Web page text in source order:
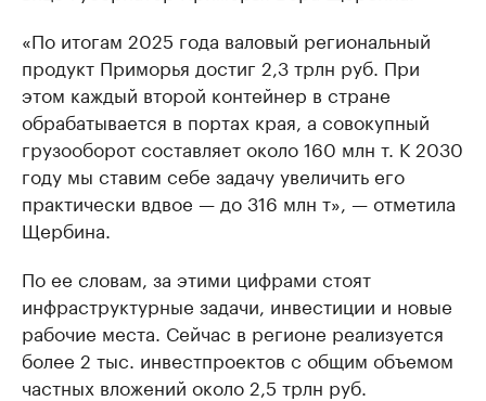
«По итогам 2025 года валовый региональный
продукт Приморья достиг 2,3 трлн руб. При
этом каждый второй контейнер в стране
обрабатывается в портах края, а совокупный
грузооборот составляет около 160 млн т. К 2030
году мы ставим себе задачу увеличить его
практически вдвое — до 316 млн т», — отметила
Щербина.
По ее словам, за этими цифрами стоят
инфраструктурные задачи, инвестиции и новые
рабочие места. Сейчас в регионе реализуется
более 2 тыс. инвестпроектов с общим объемом
частных вложений около 2,5 трлн руб.